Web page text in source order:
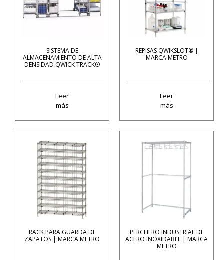
SISTEMA DE
ALMACENAMIENTO DE ALTA
DENSIDAD QWICK TRACK®
Leer
más
REPISAS QWIKSLOT® |
MARCA METRO
Leer
más
RACK PARA GUARDA DE
ZAPATOS | MARCA METRO
PERCHERO INDUSTRIAL DE
ACERO INOXIDABLE | MARCA
METRO